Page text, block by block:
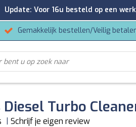
Gemakkelijk bestellen/Veilig
Turbo
Schrijf je eigen review
Update: Voor 16u besteld op een